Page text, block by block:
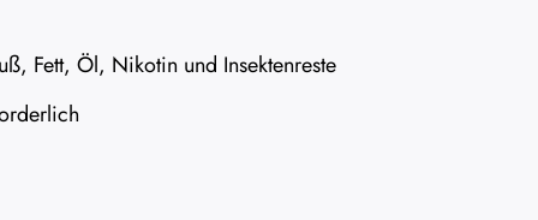
Fett, Öl, Nikotin und Insektenreste